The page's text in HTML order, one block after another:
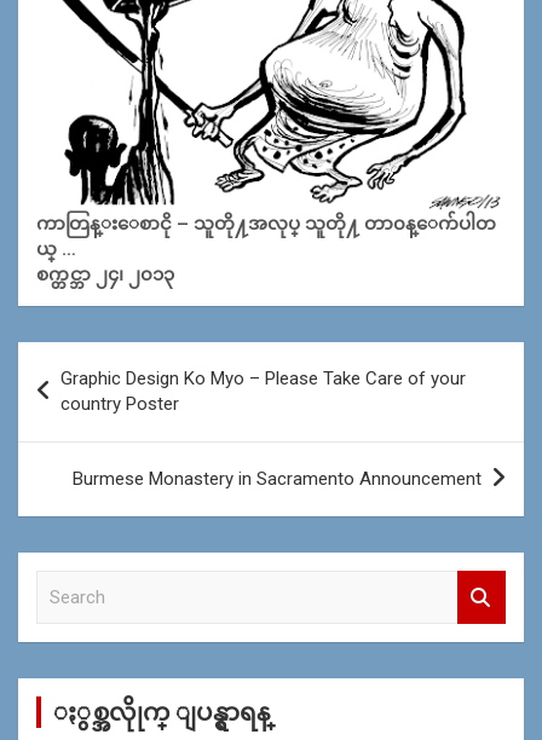
ကာတြန္းေစာငို – သူတို႔အလုပ္ သူတို႔ တာ၀န္ေက်ပါတ
ယ္ …
စက္တင္ဘာ ၂၄၊ ၂၀၁၃
navigation
Graphic Design Ko Myo – Please Take Care of your
country Poster
Burmese Monastery in Sacramento Announcement
c
ႏွစ္အလိုုက္ ျပန္ရွာရန္